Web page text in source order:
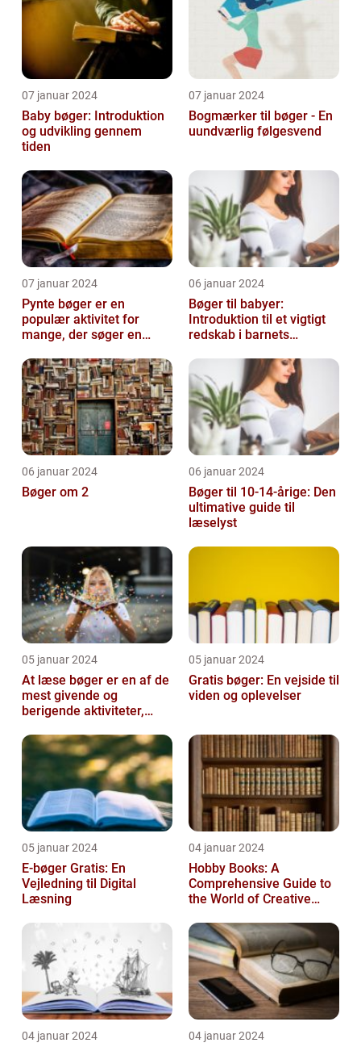
07 januar 2024
Baby bøger: Introduktion
og udvikling gennem
tiden
07 januar 2024
Bogmærker til bøger - En
uundværlig følgesvend
07 januar 2024
Pynte bøger er en
populær aktivitet for
mange, der søger en
06 januar 2024
Bøger til babyer:
Introduktion til et vigtigt
redskab i barnets
06 januar 2024
Bøger om 2
06 januar 2024
Bøger til 10-14-årige: Den
ultimative guide til
læselyst
05 januar 2024
At læse bøger er en af de
mest givende og
berigende aktiviteter,
05 januar 2024
Gratis bøger: En vejside til
viden og oplevelser
05 januar 2024
E-bøger Gratis: En
Vejledning til Digital
Læsning
04 januar 2024
Hobby Books: A
Comprehensive Guide to
the World of Creative
04 januar 2024 04 januar 2024